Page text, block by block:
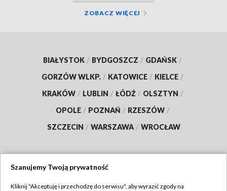
ZOBACZ WIĘCEJ
BIAŁYSTOK / BYDGOSZCZ / GDAŃSK /
GORZÓW WLKP. / KATOWICE / KIELCE /
KRAKÓW / LUBLIN / ŁÓDŹ / OLSZTYN /
OPOLE / POZNAŃ / RZESZÓW /
SZCZECIN / WARSZAWA / WROCŁAW
Szanujemy Twoją prywatność
Kliknij "Akceptuję i przechodzę do serwisu", aby wyrazić zgody na